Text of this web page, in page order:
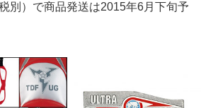
別）で商品発送は2015年6月下旬予